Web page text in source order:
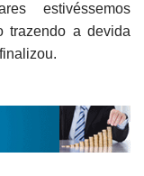
estivéssemos
trazendo a devida